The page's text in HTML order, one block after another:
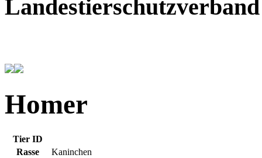
Homer
Tier ID
Rasse
Kaninchen